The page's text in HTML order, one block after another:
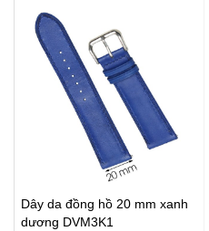
Dây da đồng hồ 20 mm xanh
dương DVM3K1